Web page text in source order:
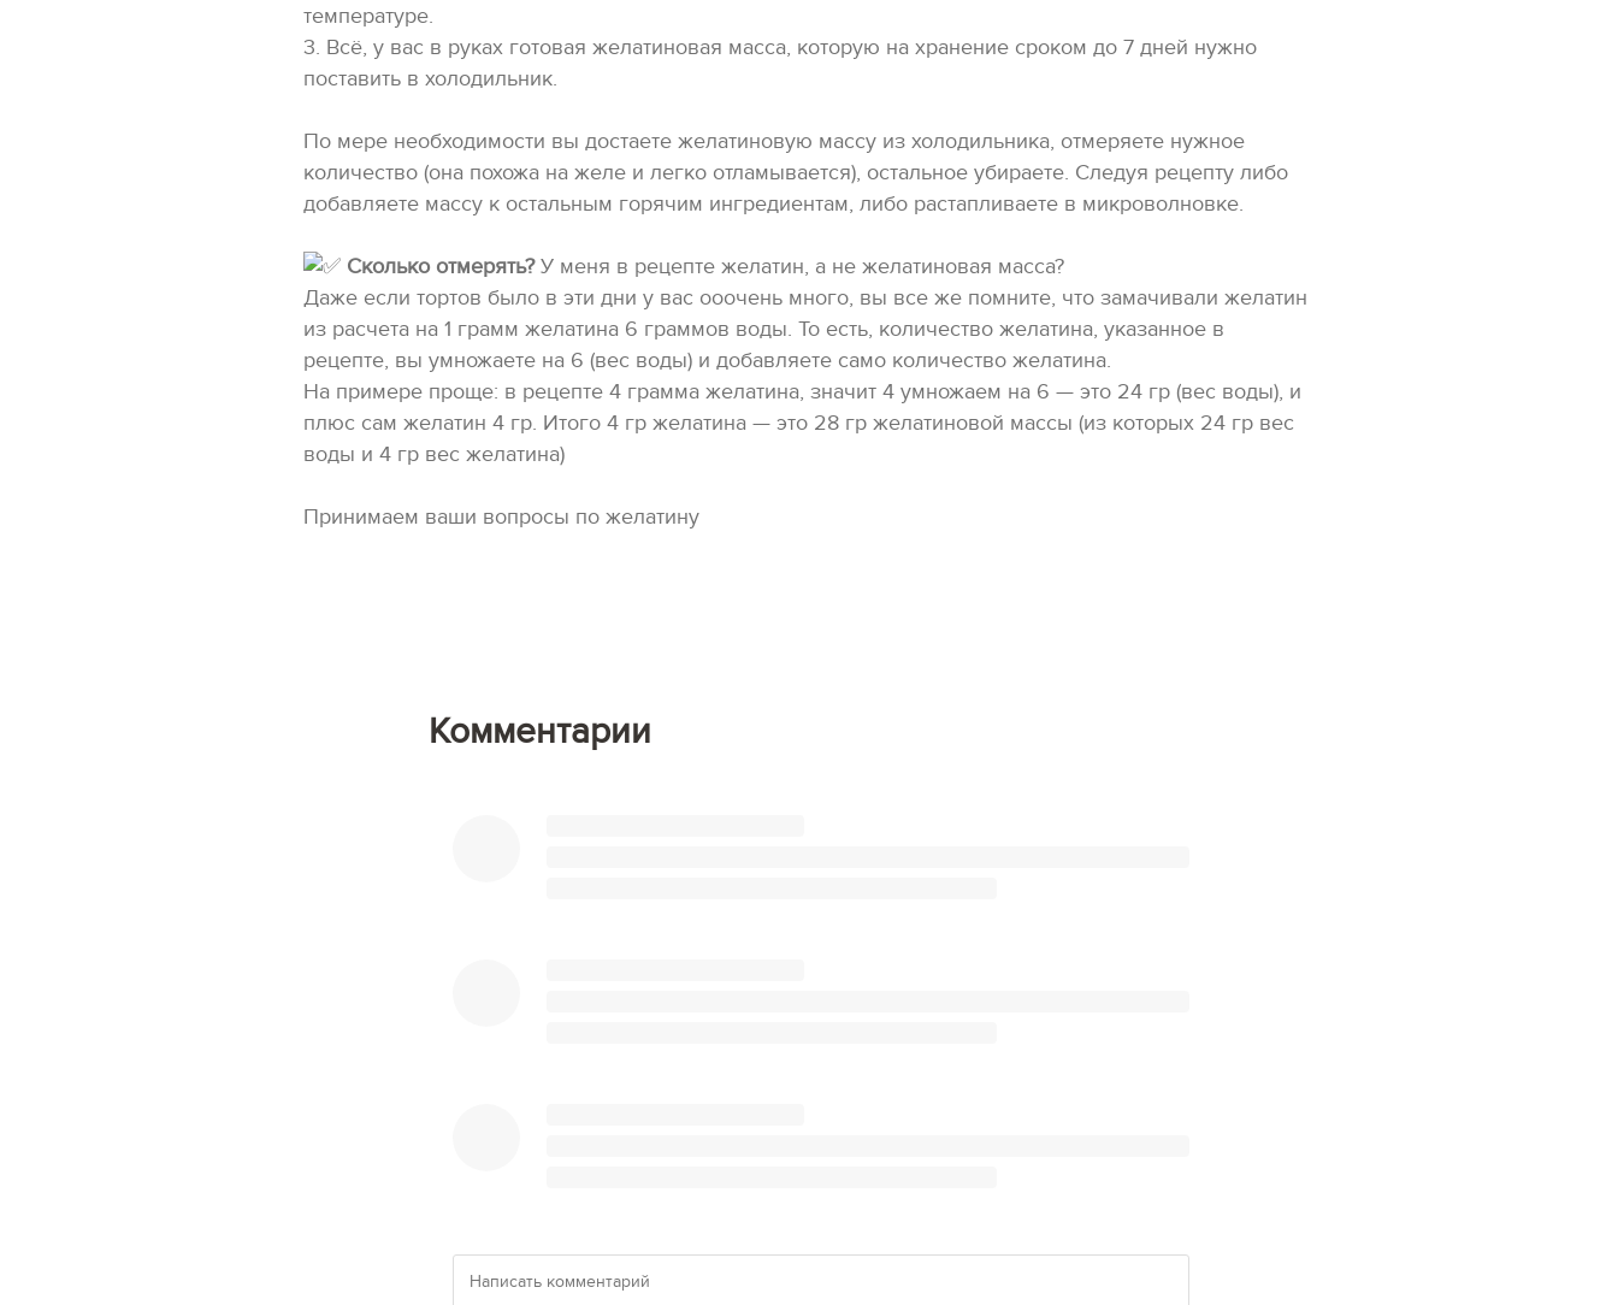
температуре.
3. Всё, у вас в руках готовая желатиновая масса, которую на хранение сроком до 7 дней нужно
поставить в холодильник.
По мере необходимости вы достаете желатиновую массу из холодильника, отмеряете нужное
количество (она похожа на желе и легко отламывается), остальное убираете. Следуя рецепту либо
добавляете массу к остальным горячим ингредиентам, либо растапливаете в микроволновке.
Сколько отмерять?У меня в рецепте желатин, а не желатиновая масса?
Даже если тортов было в эти дни у вас ооочень много, вы все же помните, что замачивали желатин
из расчета на 1 грамм желатина 6 граммов воды. То есть, количество желатина, указанное в
рецепте, вы умножаете на 6 (вес воды) и добавляете само количество желатина.
На примере проще: в рецепте 4 грамма желатина, значит 4 умножаем на 6 — это 24 гр (вес воды), и
плюс сам желатин 4 гр. Итого 4 гр желатина — это 28 гр желатиновой массы (из которых 24 гр вес
воды и 4 гр вес желатина)
Принимаем ваши вопросы по желатину
Комментарии